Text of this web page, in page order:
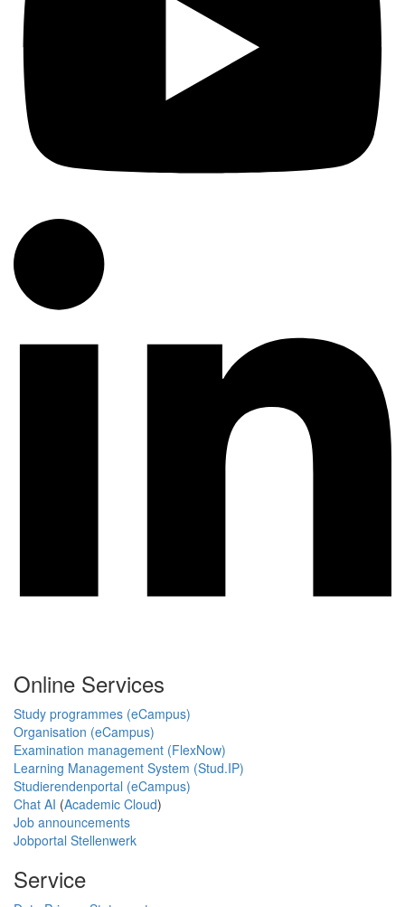
Online Services
Study programmes (eCampus)
Organisation (eCampus)
Examination management (FlexNow)
Learning Management System (Stud.IP)
Studierendenportal (eCampus)
Chat AI (Academic Cloud)
Job announcements
Jobportal Stellenwerk
Service